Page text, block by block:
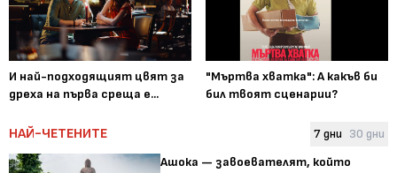
И най-подходящият цвят за
дреха на първа среща е...
"Мъртва хватка": А какъв би
бил твоят сценарии?
НАЙ-ЧЕТЕНИТЕ 7 дни 30 дни
Ашока — завоевателят, който